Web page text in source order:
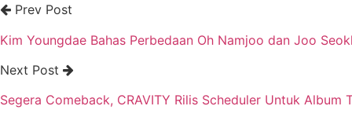
Prev Post
Kim Youngdae Bahas Perbedaan Oh Namjoo dan Joo
Next Post
Segera Comeback, CRAVITY Rilis Scheduler Untuk Album